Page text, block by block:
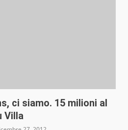
ci siamo. 15 milioni al
Villa